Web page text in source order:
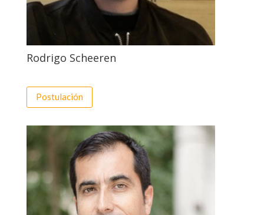
Rodrigo Scheeren
Postulación